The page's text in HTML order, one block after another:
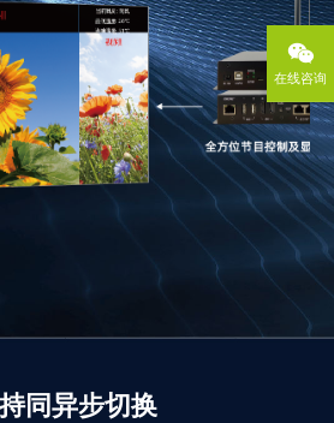
同异步切换
在线咨询